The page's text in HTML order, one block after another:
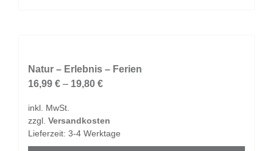
auf.
Die
können
auf
Natur – Erlebnis – Ferien
16,99 € – 19,80 €
inkl. MwSt.
zzgl. Versandkosten
Lieferzeit: 3-4 Werktage